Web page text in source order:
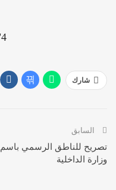
4"][/video]
شارك
السابق
تصريح للناطق الرسمي باسم
وزارة الداخلية